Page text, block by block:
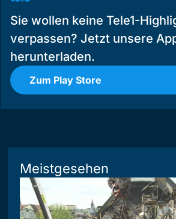
Sie wollen keine Tele1-
verpassen? Jetzt unsere
herunterladen.
Zum Play Store
Meistgesehen